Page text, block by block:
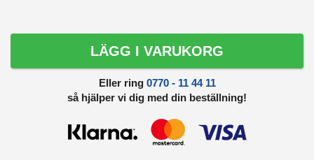
LÄGG I VARUKORG
Eller ring 0770 - 11 44 11
så hjälper vi dig med din beställning!